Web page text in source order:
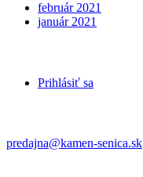
február 2021
január 2021
Prihlásiť sa
predajna@kamen-senica.sk